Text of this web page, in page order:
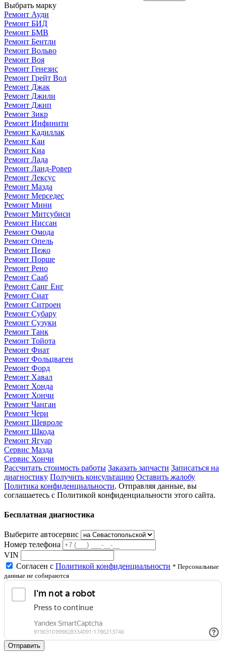
Выбрать марку
Ремонт Ауди
Ремонт БИД
Ремонт БМВ
Ремонт Бентли
Ремонт Вольво
Ремонт Воя
Ремонт Генезис
Ремонт Грейт Вол
Ремонт Джак
Ремонт Джили
Ремонт Джип
Ремонт Зикр
Ремонт Инфинити
Ремонт Кадиллак
Ремонт Каи
Ремонт Киа
Ремонт Лада
Ремонт Ланд-Ровер
Ремонт Лексус
Ремонт Мазда
Ремонт Мерседес
Ремонт Мини
Ремонт Митсубиси
Ремонт Ниссан
Ремонт Омода
Ремонт Опель
Ремонт Пежо
Ремонт Порше
Ремонт Рено
Ремонт Сааб
Ремонт Санг Енг
Ремонт Сиат
Ремонт Ситроен
Ремонт Субару
Ремонт Сузуки
Ремонт Танк
Ремонт Тойота
Ремонт Фиат
Ремонт Фольцваген
Ремонт Форд
Ремонт Хавал
Ремонт Хонда
Ремонт Хончи
Ремонт Чанган
Ремонт Чери
Ремонт Шевроле
Ремонт Шкода
Ремонт Ягуар
Сервис Мазда
Сервис Хончи
Рассчитать стоимость работы Заказать запчасти Записаться на
диагностику Получить консультацию Оставить жалобу
Политика конфиденциальности. Отправляя данные, вы
соглашаетесь с Политикой конфиденциальности этого сайта.
Бесплатная диагностика
Выберите автосервис
Номер телефона
VIN
Согласен с Политикой конфиденциальности * Персональные
данные не собираются
Отправить